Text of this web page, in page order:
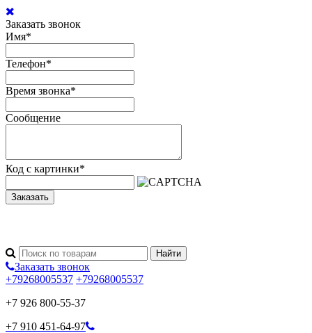
Заказать звонок
Имя*
Телефон*
Время звонка*
Сообщение
Код с картинки*
Заказать
Заказать звонок
+79268005537 +79268005537
+7 926 800-55-37
+7 910 451-64-97